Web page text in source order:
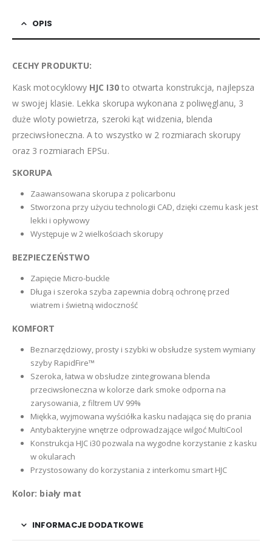
OPIS
CECHY PRODUKTU:
Kask motocyklowy HJC I30 to otwarta konstrukcja, najlepsza
w swojej klasie. Lekka skorupa wykonana z poliwęglanu, 3
duże wloty powietrza, szeroki kąt widzenia, blenda
przeciwsłoneczna. A to wszystko w 2 rozmiarach skorupy
oraz 3 rozmiarach EPSu.
SKORUPA
Zaawansowana skorupa z policarbonu
Stworzona przy użyciu technologii CAD, dzięki czemu kask jest
lekki i opływowy
Występuje w 2 wielkościach skorupy
BEZPIECZEŃSTWO
Zapięcie Micro-buckle
Długa i szeroka szyba zapewnia dobrą ochronę przed
wiatrem i świetną widoczność
KOMFORT
Beznarzędziowy, prosty i szybki w obsłudze system wymiany
szyby RapidFire™
Szeroka, łatwa w obsłudze zintegrowana blenda
przeciwsłoneczna w kolorze dark smoke odporna na
zarysowania, z filtrem UV 99%
Miękka, wyjmowana wyściółka kasku nadająca się do prania
Antybakteryjne wnętrze odprowadzające wilgoć MultiCool
Konstrukcja HJC i30 pozwala na wygodne korzystanie z kasku
w okularach
Przystosowany do korzystania z interkomu smart HJC
Kolor: biały mat
INFORMACJE DODATKOWE